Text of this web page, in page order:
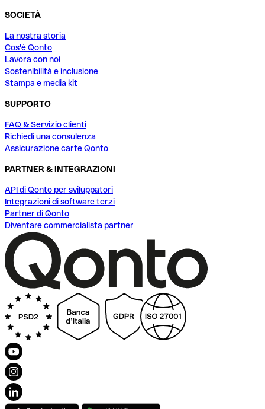
SOCIETÀ
La nostra storia
Cos'è Qonto
Lavora con noi
Sostenibilità e inclusione
Stampa e media kit
SUPPORTO
FAQ & Servizio clienti
Richiedi una consulenza
Assicurazione carte Qonto
PARTNER & INTEGRAZIONI
API di Qonto per sviluppatori
Integrazioni di software terzi
Partner di Qonto
Diventare commercialista partner